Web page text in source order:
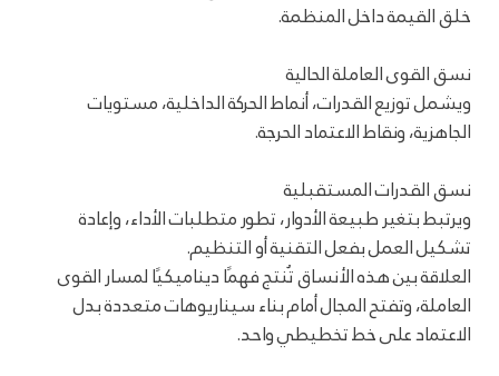
خلق القيمة داخل المنظمة.
نسق القوى العاملة الحالية
ويشمل توزيع القدرات، أنماط الحركة الداخلية، مستويات
الجاهزية، ونقاط الاعتماد الحرجة.
نسق القدرات المستقبلية
ويرتبط بتغير طبيعة الأدوار، تطور متطلبات الأداء، وإعادة
تشكيل العمل بفعل التقنية أو التنظيم.
العلاقة بين هذه الأنساق تُنتج فهمًا ديناميكيًا لمسار القوى
العاملة، وتفتح المجال أمام بناء سيناريوهات متعددة بدل
الاعتماد على خط تخطيطي واحد.